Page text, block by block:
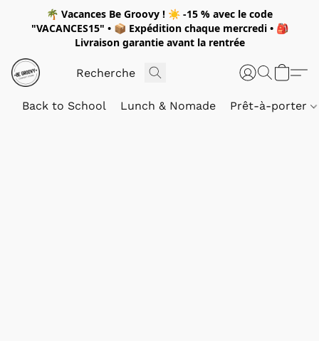
🌴 Vacances Be Groovy ! ☀️ -15 % avec le code
"VACANCES15" • 📦 Expédition chaque mercredi• 🎒
Livraison garantie avant la rentrée
Back to School Lunch & Nomade Prêt-à-porter